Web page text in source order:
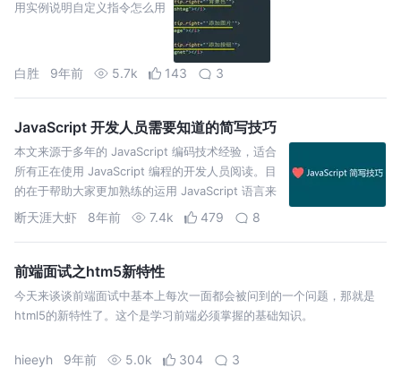
用实例说明自定义指令怎么用
白胜 9年前 5.7k 143 3
JavaScript 开发人员需要知道的简写技巧
本文来源于多年的 JavaScript 编码技术经验，适合
所有正在使用 JavaScript 编程的开发人员阅读。目
的在于帮助大家更加熟练的运用 JavaScript 语言来
进行开发工作。
断天涯大虾 8年前 7.4k 479 8
前端面试之htm5新特性
今天来谈谈前端面试中基本上每次一面都会被问到的一个问题，那就是
html5的新特性了。这个是学习前端必须掌握的基础知识。
hieeyh 9年前 5.0k 304 3